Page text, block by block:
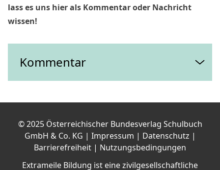
lass es uns hier als Kommentar oder Nachricht
wissen!
Kommentar
Schreibe einen Kommentar
Deine E-Mail-Adresse wird nicht veröffentlicht.
Erforderliche Felder sind mit*markiert
Dein Kommentar*
© 2025 Österreichischer Bundesverlag Schulbuch
GmbH & Co. KG | Impressum | Datenschutz |
Barrierefreiheit | Nutzungsbedingungen
Extrameile Bildung ist eine zivilgesellschaftliche